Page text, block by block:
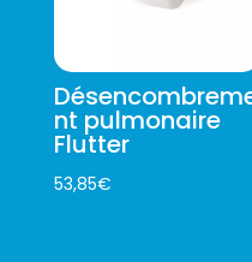
nt pulmonaire
Flutter
53,85€